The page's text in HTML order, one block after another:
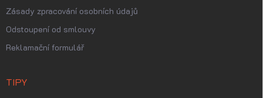
Zásady zpracování osobních údajů
Odstoupení od smlouvy
Reklamační formulář
TIPY